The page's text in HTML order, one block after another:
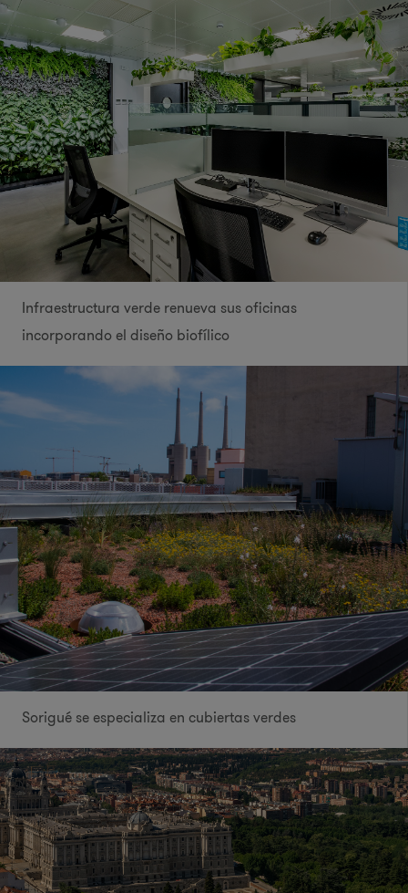
Infraestructura verde renueva sus oficinas
incorporando el diseño biofílico
Sorigué se especializa en cubiertas verdes